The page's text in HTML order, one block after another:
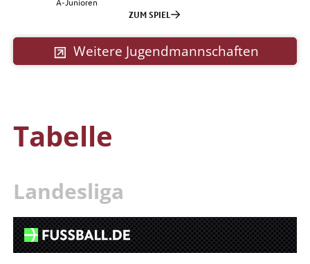
Weitere Jugendmannschaften
Tabelle
Landesliga